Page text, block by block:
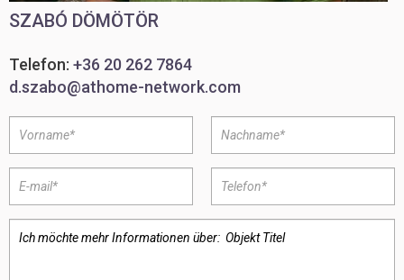
SZABÓ DÖMÖTÖR
Telefon: +36 20 262 7864
d.szabo@athome-network.com